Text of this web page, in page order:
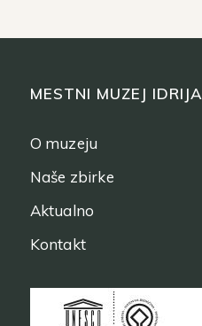
MESTNI MUZEJ IDRIJA
O muzeju
Naše zbirke
Aktualno
Kontakt